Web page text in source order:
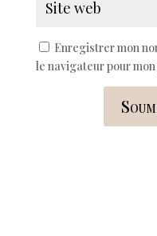
Enregistrer mon
le navigateur pour